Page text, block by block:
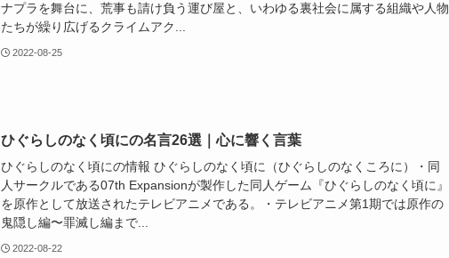
ナプラを舞台に、荒事も請け負う運び屋と、いわゆる裏社会に属する組織や人物
たちが繰り広げるクライムアク...
2022-08-25
ひぐらしのなく頃にの名言26選｜心に響く言葉
ひぐらしのなく頃にの情報 ひぐらしのなく頃に（ひぐらしのなくころに）・同
人サークルである07th Expansionが製作した同人ゲーム『ひぐらしのなく頃に』
を原作として放送されたテレビアニメである。・テレビアニメ第1期では原作の
鬼隠し編〜罪滅し編まで...
2022-08-22